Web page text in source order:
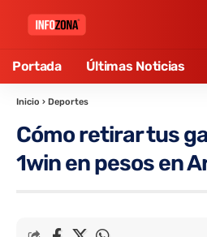
Portada Últimas Noticias
Inicio › Deportes
Cómo retirar tus
1win en pesos en